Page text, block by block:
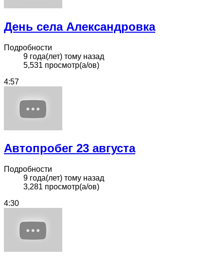
День села Александровка
Подробности
9 года(лет) тому назад
5,531 просмотр(а/ов)
4:57
Автопробег 23 августа
Подробности
9 года(лет) тому назад
3,281 просмотр(а/ов)
4:30